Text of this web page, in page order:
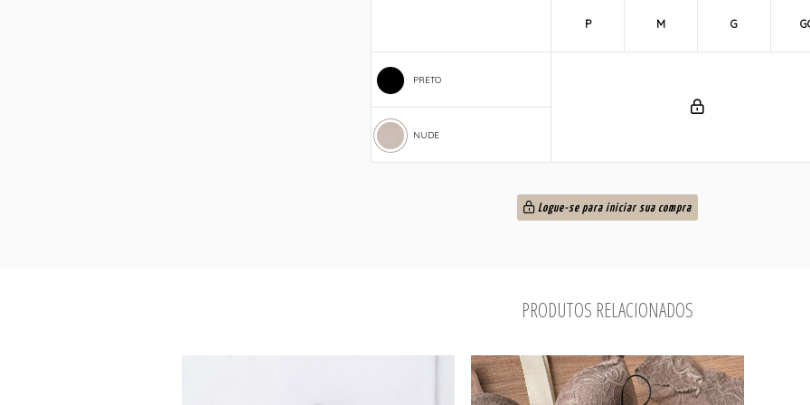
PRETO
NUDE
P M G
Logue-se para iniciar sua compra
PRODUTOS RELACIONADOS